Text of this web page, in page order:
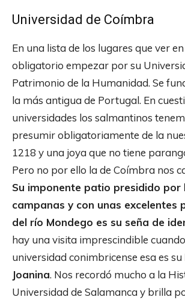
Universidad de Coímbra
En una lista de los lugares que ver
obligatorio empezar por su
Patrimonio de la Humanidad. Se
la más antigua de Portugal. En
universidades los salmantinos
presumir obligatoriamente de la
1218 y una joya que no tiene
Pero no por ello la de Coímbra nos
Su imponente patio presidido por
campanas y con unas excelentes
del río Mondego es su seña de
hay una visita imprescindible
universidad conimbricense esa es su
Joanina. Nos recordó mucho a la
Universidad de Salamanca y brilla